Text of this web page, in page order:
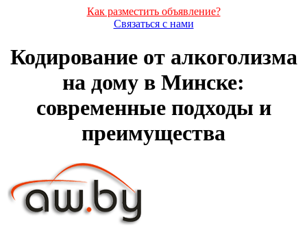
Как разместить объявление?
Связаться с нами
Кодирование от алкоголизма
на дому в Минске:
современные подходы и
преимущества